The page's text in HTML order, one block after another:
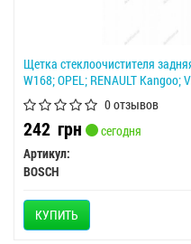
Щетка стеклоочистителя
W168; OPEL; RENAULT Kangoo;
0 отзывов
242 грн
сегодня
Артикул:
BOSCH
КУПИТЬ